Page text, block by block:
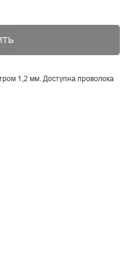
1,2 мм. Доступна проволока